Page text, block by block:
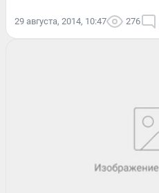
29 августа, 2014, 10:47 276